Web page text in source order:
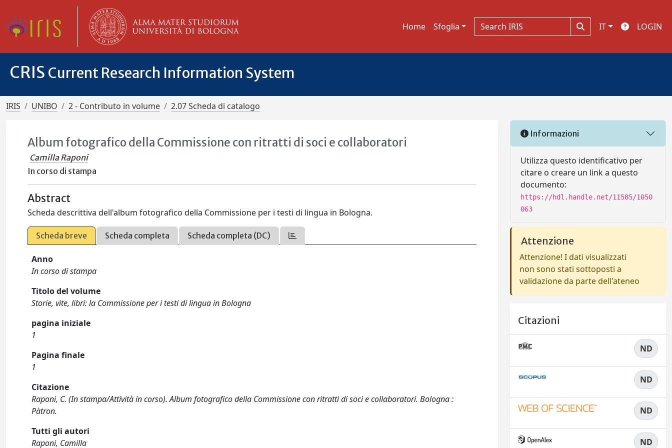
Home Sfoglia IT LOGIN
CRIS Current Research Information System
IRIS UNIBO 2 - Contributo in volume 2.07 Scheda di catalogo
Album fotografico della Commissione con ritratti di soci e collaboratori
Camilla Raponi
In corso di stampa
Abstract
Scheda descrittiva dell'album fotografico della Commissione per i testi di lingua in Bologna.
Scheda breve Scheda completa Scheda completa (DC)
Anno
In corso di stampa
Titolo del volume
Storie, vite, libri: la Commissione per i testi di lingua in Bologna
pagina iniziale
1
Pagina finale
1
Citazione
Raponi, C. (In stampa/Attività in corso). Album fotografico della Commissione con ritratti di soci e collaboratori. Bologna :
Pàtron.
Tutti gli autori
Raponi, Camilla
Informazioni
Utilizza questo identificativo per
citare o creare un link a questo
documento:
https://hdl.handle.net/11585/1050
063
Attenzione
Attenzione! I dati visualizzati
non sono stati sottoposti a
validazione da parte dell'ateneo
Citazioni
ND
ND
ND
ND